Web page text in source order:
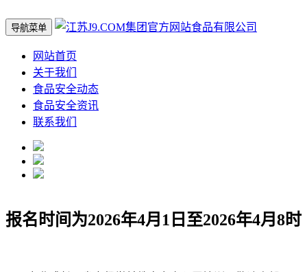
导航菜单
网站首页
关于我们
食品安全动态
食品安全资讯
联系我们
报名时间为2026年4月1日至2026年4月8时